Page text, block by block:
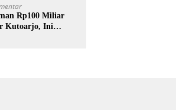
Rp100 Miliar
Kutoarjo, Ini